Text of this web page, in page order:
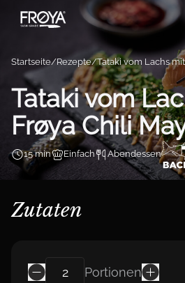
Direkt zum Inhalt wechseln
Über
Frøya
Startseite Rezepte Tataki vom Lachs
Tataki vom
Frøya Chili
15 min Einfach Abendessen
Zutaten
Portionen